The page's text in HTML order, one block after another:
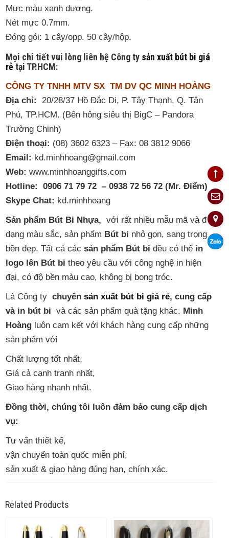
Mực màu xanh dương.
Nét mực 0.7mm.
Đóng gói: 1 cây/opp. 50 cây/hộp.
Mọi chi tiết vui lòng liên hệ Công ty sản xuất bút bi giá
rẻ tại TP.HCM:
CÔNG TY TNHH MTV SX TM DV QC MINH HOÀNG
Địa chỉ:
20/28/37 Hồ Đắc Di, P. Tây Thạnh, Q. Tân
Phú, TP.HCM. (Bên hông siêu thị BigC – Pandora
Trường Chinh)
Điện thoại: (08) 3602 6323 – Fax: 08 3812 9066
Email: kd.minhhoang@gmail.com
Web: www.minhhoanggifts.com
Hotline:
0906 71 79 72 – 0938 72 56 72 (Mr. Điểm)
Skype Chat: kd.minhhoang
Sản phẩm Bút Bi Nhựa, với rất nhiều mẫu mã và đa
dạng màu sắc, sản phẩm Bút bi nhỏ gọn, sang trọng,
bền đẹp. Tất cả các sản phẩm Bút bi đều có thể in
logo lên Bút bi theo yêu cầu với công nghệ in hiện
đại, có độ bền màu cao, không bị bong tróc.
Là Công ty chuyên sản xuất bút bi giá rẻ, cung cấp
và in bút bi và các sản phẩm quà tặng khác. Minh
Hoàng luôn cam kết với khách hàng cung cấp những
sản phẩm với
Chất lượng tốt nhất,
Giá cả cạnh tranh nhất,
Giao hàng nhanh nhất.
Đồng thời, chúng tôi luôn đảm bảo cung cấp dịch
vụ:
Tư vấn thiết kế,
vận chuyển toàn quốc miễn phí,
sản xuất & giao hàng đúng hạn, chính xác.
Related Products